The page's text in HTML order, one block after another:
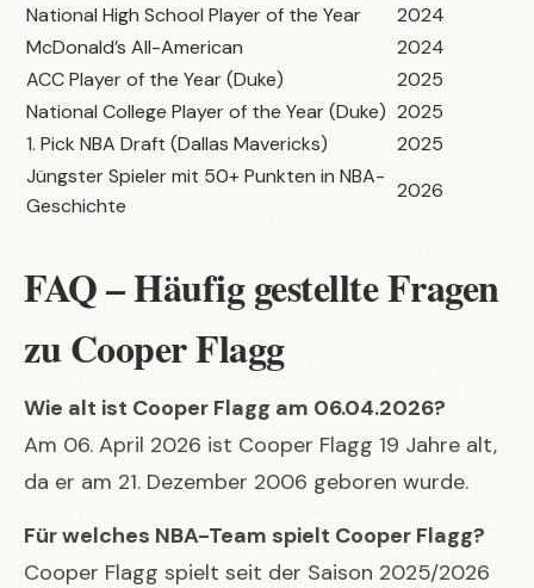
National High School Player of the Year
2024
McDonald’s All-American
2024
ACC Player of the Year (Duke)
2025
National College Player of the Year (Duke) 2025
1. Pick NBA Draft (Dallas Mavericks)
2025
Jüngster Spieler mit 50+ Punkten in NBA-
Geschichte
2026
FAQ – Häufig gestellte Fragen
zu Cooper Flagg
Wie alt ist Cooper Flagg am 06.04.2026?
Am 06. April 2026 ist Cooper Flagg 19 Jahre alt,
da er am 21. Dezember 2006 geboren wurde.
Für welches NBA-Team spielt Cooper Flagg?
Cooper Flagg spielt seit der Saison 2025/2026